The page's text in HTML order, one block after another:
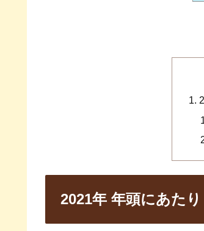
2021年 年頭にあた